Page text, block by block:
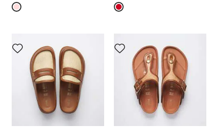
koloru
spowoduje
zmianę
zdjęcia
produktu
koloru
spowoduje
zmianę
produktu